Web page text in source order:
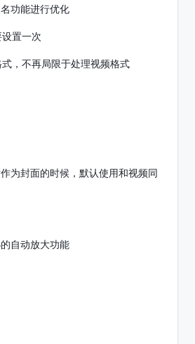
功能进行优化
置一次
，不再局限于处理视频格式
为封面的时候，默认使用和视频同
自动放大功能